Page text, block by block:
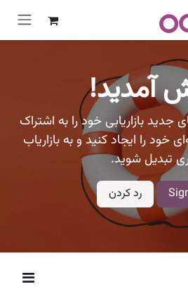
آمدید!
جدید بازاریابی خود را به اشتراک
خود را ایجاد کنید و به بازاریاب
تبدیل شوید.
رد کردن